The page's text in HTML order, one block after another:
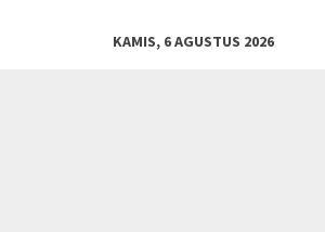
KAMIS, 6 AGUSTUS 2026